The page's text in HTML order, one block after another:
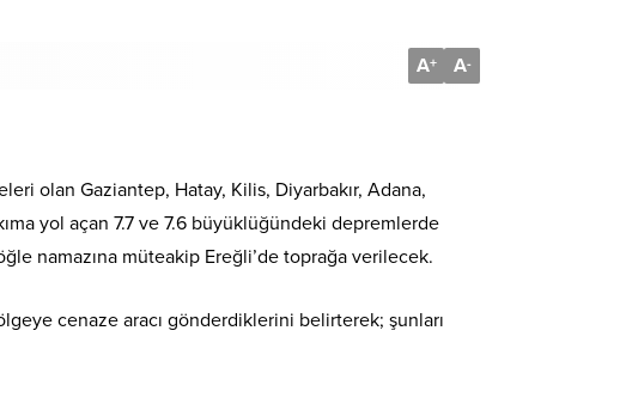
A+ A-
olan Gaziantep, Hatay, Kilis, Diyarbakır, Adana,
yol açan 7.7 ve 7.6 büyüklüğündeki depremlerde
namazına müteakip Ereğli’de toprağa verilecek.
cenaze aracı gönderdiklerini belirterek; şunları